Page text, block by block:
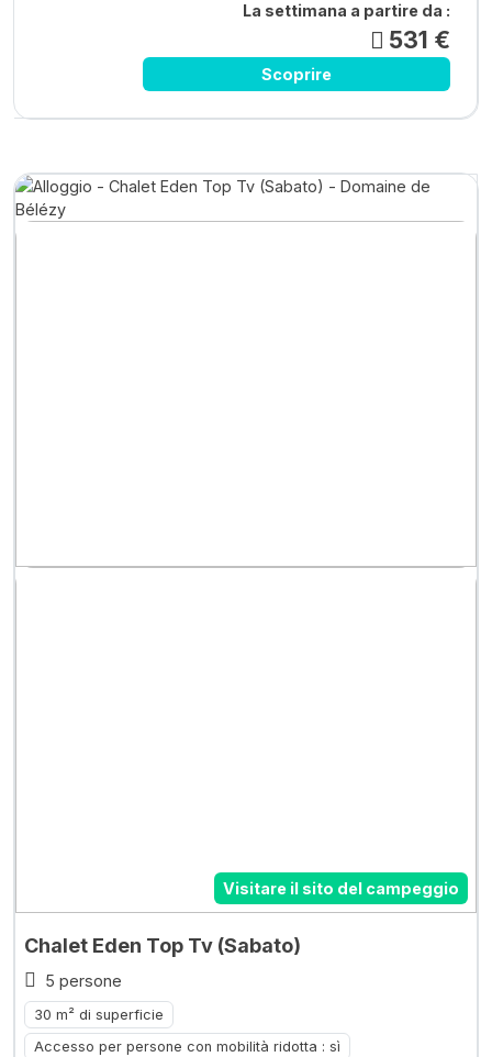
La settimana a partire da :
531 €
Scoprire
Visitare il sito del campeggio
Chalet Eden Top Tv (Sabato)
5 persone
30 m² di superficie
Accesso per persone con mobilità ridotta : sì